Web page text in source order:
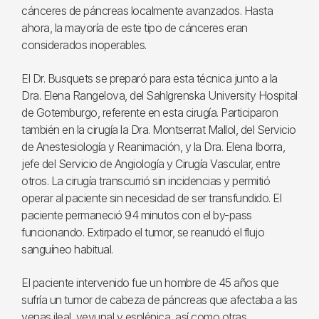
cánceres de páncreas localmente avanzados. Hasta
ahora, la mayoría de este tipo de cánceres eran
considerados inoperables.
El Dr. Busquets se preparó para esta técnica junto a la
Dra. Elena Rangelova, del Sahlgrenska University Hospital
de Gotemburgo, referente en esta cirugía. Participaron
también en la cirugía la Dra. Montserrat Mallol, del Servicio
de Anestesiología y Reanimación, y la Dra. Elena Iborra,
jefe del Servicio de Angiología y Cirugía Vascular, entre
otros. La cirugía transcurrió sin incidencias y permitió
operar al paciente sin necesidad de ser transfundido. El
paciente permaneció 94 minutos con el by-pass
funcionando. Extirpado el tumor, se reanudó el flujo
sanguíneo habitual.
El paciente intervenido fue un hombre de 45 años que
sufría un tumor de cabeza de páncreas que afectaba a las